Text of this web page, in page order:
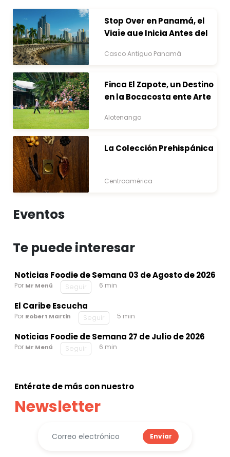
Stop Over en Panamá, el
Viaje que Inicia Antes del
Casco Antiguo Panamá
Finca El Zapote, un Destino
en la Bocacosta ente Arte
Alotenango
La Colección Prehispánica
Centroamérica
Eventos
Te puede interesar
Noticias Foodie de Semana 03 de Agosto de 2026
Por Mr Menú Seguir 6 min
El Caribe Escucha
Por Robert Martin Seguir 5 min
Noticias Foodie de Semana 27 de Julio de 2026
Por Mr Menú Seguir 6 min
Entérate de más con nuestro
Newsletter
Enviar